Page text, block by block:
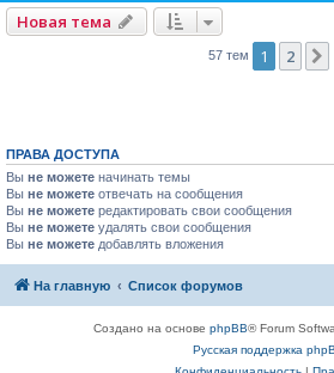
Новая тема
57 тем 1 2
ПРАВА ДОСТУПА
Вы не можете начинать темы
Вы не можете отвечать на сообщения
Вы не можете редактировать свои сообщения
Вы не можете удалять свои сообщения
Вы не можете добавлять вложения
На главную Список форумов
Создано на основе phpBB® Forum
Русская поддержка